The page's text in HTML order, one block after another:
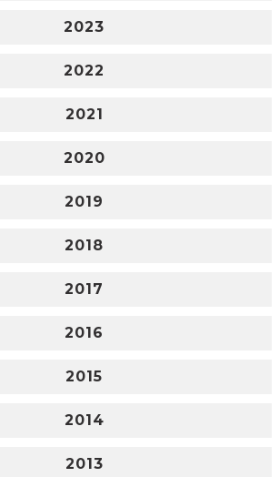
2023
2022
2021
2020
2019
2018
2017
2016
2015
2014
2013